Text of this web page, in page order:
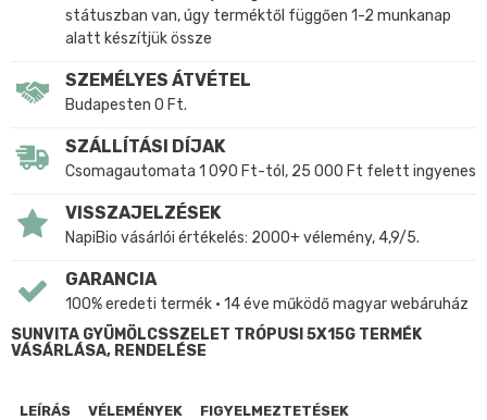
státuszban van, úgy terméktől függően 1-2 munkanap
alatt készítjük össze
SZEMÉLYES ÁTVÉTEL
Budapesten 0 Ft.
SZÁLLÍTÁSI DÍJAK
Csomagautomata 1 090 Ft-tól, 25 000 Ft felett ingyenes
VISSZAJELZÉSEK
NapiBio vásárlói értékelés: 2000+ vélemény, 4,9/5.
GARANCIA
100% eredeti termék • 14 éve működő magyar webáruház
SUNVITA GYÜMÖLCSSZELET TRÓPUSI 5X15G TERMÉK
VÁSÁRLÁSA, RENDELÉSE
LEÍRÁS VÉLEMÉNYEK FIGYELMEZTETÉSEK